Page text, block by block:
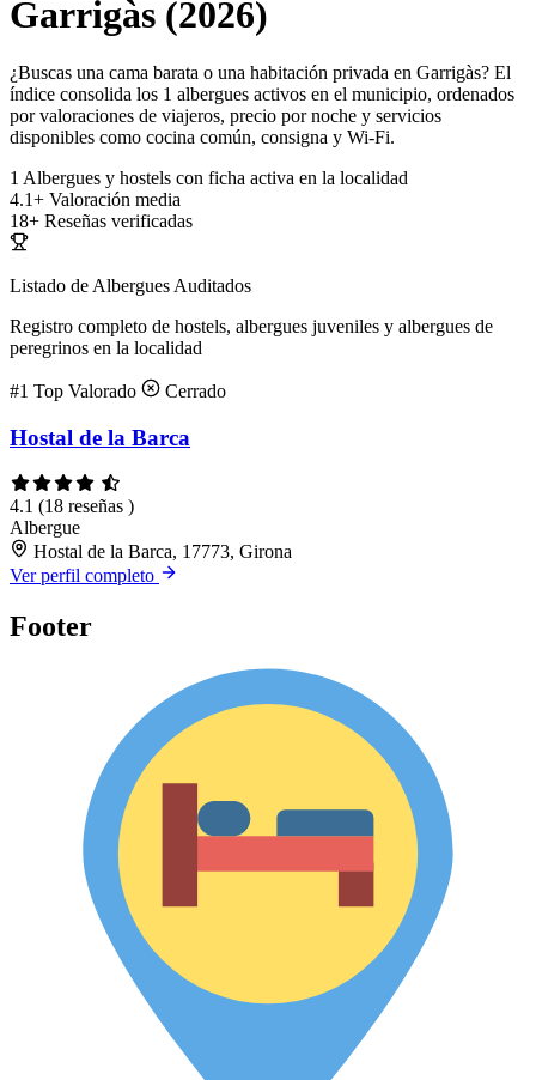
Garrigàs (2026)
¿Buscas una cama barata o una habitación privada en Garrigàs? El
índice consolida los 1 albergues activos en el municipio, ordenados
por valoraciones de viajeros, precio por noche y servicios
disponibles como cocina común, consigna y Wi-Fi.
1 Albergues y hostels con ficha activa en la localidad
4.1+ Valoración media
18+ Reseñas verificadas
Listado de Albergues Auditados
Registro completo de hostels, albergues juveniles y albergues de
peregrinos en la localidad
#1 Top Valorado Cerrado
Hostal de la Barca
4.1 (18 reseñas )
Albergue
Hostal de la Barca, 17773, Girona
Ver perfil completo
Footer